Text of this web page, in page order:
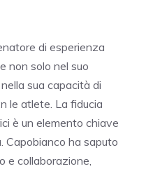
di esperienza
non solo nel suo
sua capacità di
le atlete. La fiducia
è un elemento chiave
Capobianco ha saputo
e collaborazione,